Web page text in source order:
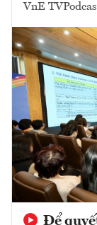
VnE TV
Để